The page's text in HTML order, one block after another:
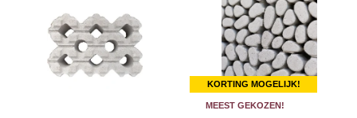
KORTING MOGELIJK!
MEEST GEKOZEN!